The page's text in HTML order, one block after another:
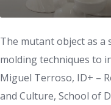
The mutant object as
molding techniques to
Miguel Terroso, ID+ –
and Culture, School of